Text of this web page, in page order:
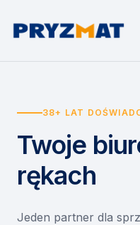
Urządzenia
Drukarki i urządzenia
Etykiety i identyfikacja
Skanery i obieg
Monitory interaktywne
Niszczarki
Wynajem drukarek
Wynajem urządzeń
Asystent druku
EZD RP
Misja szkoła
Serwis
O nas
38+ LAT
Twoje
rękach
Jeden partner dla